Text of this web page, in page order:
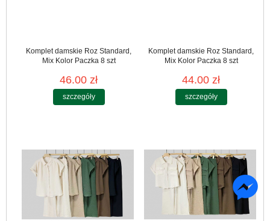
Komplet damskie Roz Standard,
Mix Kolor Paczka 8 szt
46.00 zł
szczegóły
Komplet damskie Roz Standard,
Mix Kolor Paczka 8 szt
44.00 zł
szczegóły